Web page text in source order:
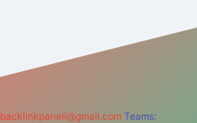
backlinkpaneli@gmail.com Teams: